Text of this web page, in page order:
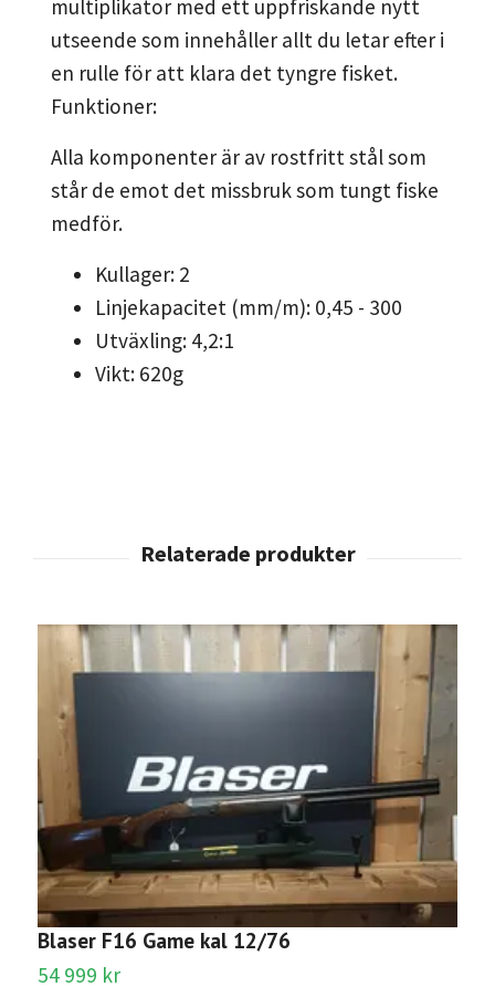
multiplikator med ett uppfriskande nytt
utseende som innehåller allt du letar efter i
en rulle för att klara det tyngre fisket.
Funktioner:
Alla komponenter är av rostfritt stål som
står de emot det missbruk som tungt fiske
medför.
Kullager: 2
Linjekapacitet (mm/m): 0,45 - 300
Utväxling: 4,2:1
Vikt: 620g
Blaser F16 Game kal 12/76
54 999 kr